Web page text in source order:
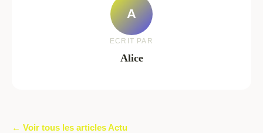
A
ECRIT PAR
Alice
← Voir tous les articles Actu